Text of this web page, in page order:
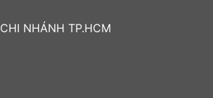
CHI NHÁNH TP.HCM